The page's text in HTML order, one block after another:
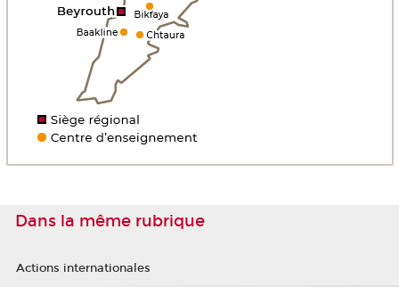
Dans la même rubrique
Actions internationales